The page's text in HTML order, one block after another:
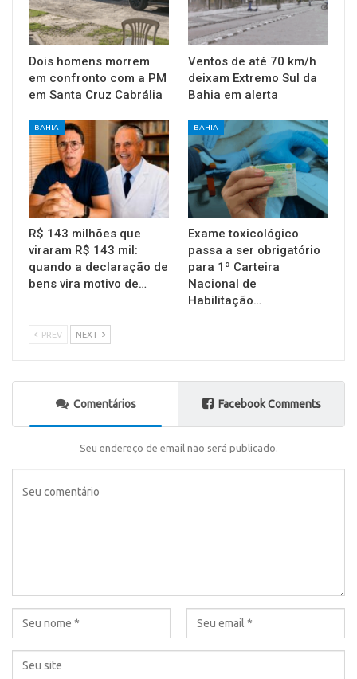
Dois homens morrem
em confronto com a PM
em Santa Cruz Cabrália
Ventos de até 70 km/h
deixam Extremo Sul da
Bahia em alerta
BAHIA
R$ 143 milhões que
viraram R$ 143 mil:
quando a declaração de
bens vira motivo de…
BAHIA
Exame toxicológico
passa a ser obrigatório
para 1ª Carteira
Nacional de
Habilitação…
PREV NEXT
Comentários Facebook Comments
Seu endereço de email não será publicado.